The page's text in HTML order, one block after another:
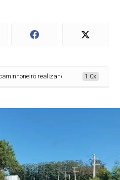
realizando ultrapassagem
1.0x